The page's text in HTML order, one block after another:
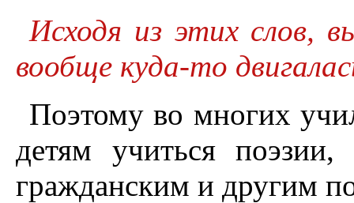
Исходя из этих слов,
вообще куда-то
Поэтому во многих
детям учиться
гражданским и другим